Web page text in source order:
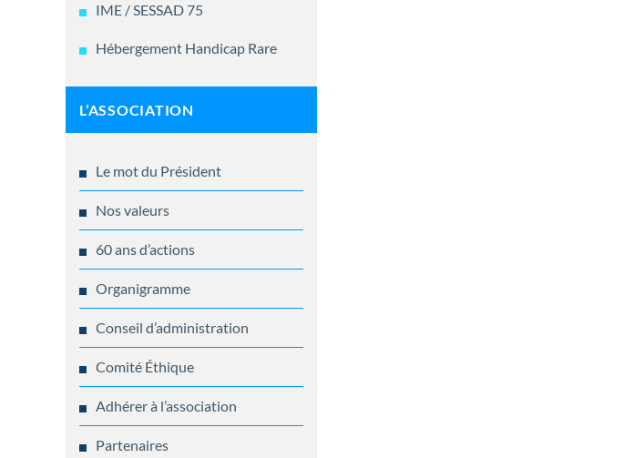
IME / SESSAD 75
Hébergement Handicap Rare
L’ASSOCIATION
Le mot du Président
Nos valeurs
60 ans d’actions
Organigramme
Conseil d’administration
Comité Éthique
Adhérer à l’association
Partenaires